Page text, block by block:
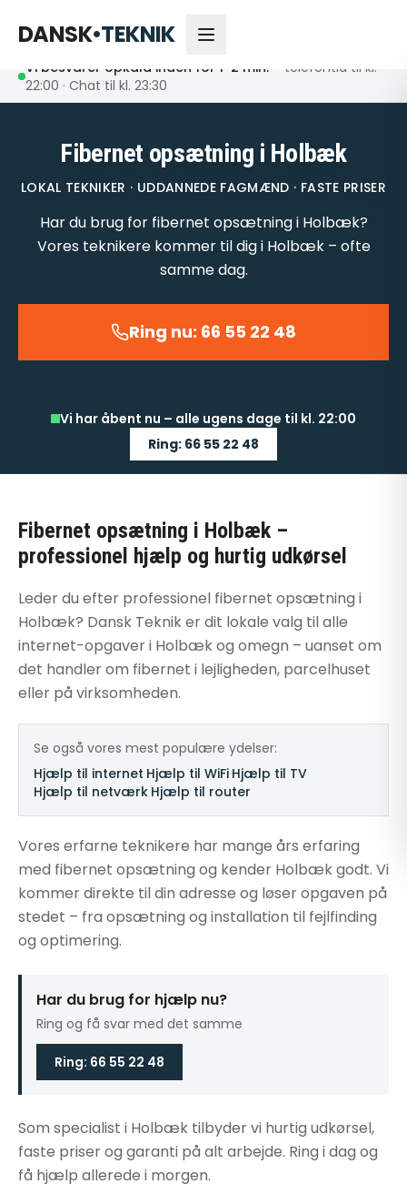
DANSK•TEKNIK
Åbent nu
Vi besvarer opkald inden for 1-2 min. – telefontid til kl.
22:00 · Chat til kl. 23:30
Fibernet opsætning i Holbæk
LOKAL TEKNIKER · UDDANNEDE FAGMÆND · FASTE PRISER
Har du brug for fibernet opsætning i Holbæk?
Vores teknikere kommer til dig i Holbæk – ofte
samme dag.
Ring nu: 66 55 22 48
Vi har åbent nu – alle ugens dage til kl. 22:00
Ring: 66 55 22 48
Fibernet opsætning i Holbæk –
professionel hjælp og hurtig udkørsel
Leder du efter professionel fibernet opsætning i
Holbæk? Dansk Teknik er dit lokale valg til alle
internet-opgaver i Holbæk og omegn – uanset om
det handler om fibernet i lejligheden, parcelhuset
eller på virksomheden.
Se også vores mest populære ydelser:
Hjælp til internet Hjælp til WiFi Hjælp til TV
Hjælp til netværk Hjælp til router
Vores erfarne teknikere har mange års erfaring
med fibernet opsætning og kender Holbæk godt. Vi
kommer direkte til din adresse og løser opgaven på
stedet – fra opsætning og installation til fejlfinding
og optimering.
Har du brug for hjælp nu?
Ring og få svar med det samme
Ring: 66 55 22 48
Som specialist i Holbæk tilbyder vi hurtig udkørsel,
faste priser og garanti på alt arbejde. Ring i dag og
få hjælp allerede i morgen.